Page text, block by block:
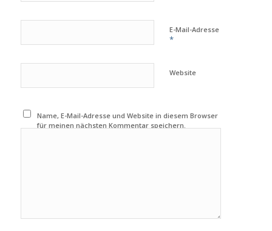
E-Mail-Adresse
*
Website
Name, E-Mail-Adresse und Website in diesem Browser
für meinen nächsten Kommentar speichern.